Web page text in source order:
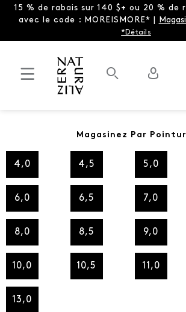
15 % de rabais sur 140 $+ ou 20 % de
avec le code : MOREISMORE* |
*Détails
Magasinez Par
4,0 4,5 5,0
6,0 6,5 7,0
8,0 8,5 9,0
10,0 10,5 11,0
13,0